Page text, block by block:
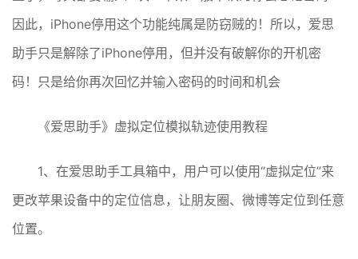
因此，iPhone停用这个功能纯属是防窃贼的！所以，爱思
助手只是解除了iPhone停用，但并没有破解你的开机密
码！只是给你再次回忆并输入密码的时间和机会
《爱思助手》虚拟定位模拟轨迹使用教程
1、在爱思助手工具箱中，用户可以使用“虚拟定位”来
更改苹果设备中的定位信息，让朋友圈、微博等定位到任意
位置。